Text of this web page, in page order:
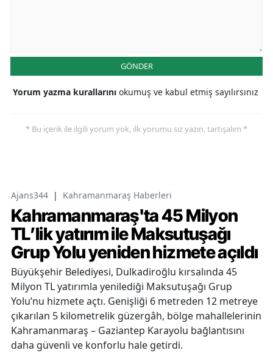
GÖNDER
Yorum yazma kurallarını okumuş ve kabul etmiş sayılırsınız
* Bu içerik ile ilgili yorum yok, ilk yorumu siz yazın, tartışalım *
Ajans344 | Kahramanmaraş Haberleri
Kahramanmaraş'ta 45 Milyon
TL’lik yatırım ile Maksutuşağı
Grup Yolu yeniden hizmete açıldı
Büyükşehir Belediyesi, Dulkadiroğlu kırsalında 45
Milyon TL yatırımla yenilediği Maksutuşağı Grup
Yolu’nu hizmete açtı. Genişliği 6 metreden 12 metreye
çıkarılan 5 kilometrelik güzergâh, bölge mahallelerinin
Kahramanmaraş – Gaziantep Karayolu bağlantısını
daha güvenli ve konforlu hale getirdi.